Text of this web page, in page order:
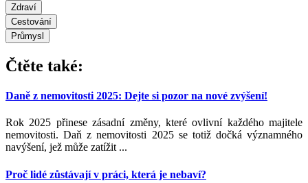
Zdraví
Cestování
Průmysl
Čtěte také:
Daně z nemovitosti 2025: Dejte si pozor na nové zvýšení!
Rok 2025 přinese zásadní změny, které ovlivní každého majitele
nemovitosti. Daň z nemovitosti 2025 se totiž dočká významného
navýšení, jež může zatížit ...
Proč lidé zůstávají v práci, která je nebaví?